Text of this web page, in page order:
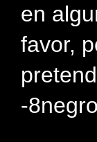
en
favor,
-